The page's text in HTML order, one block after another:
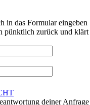
in das Formular eingeben
pünktlich zurück und klärt
deiner Anfrage